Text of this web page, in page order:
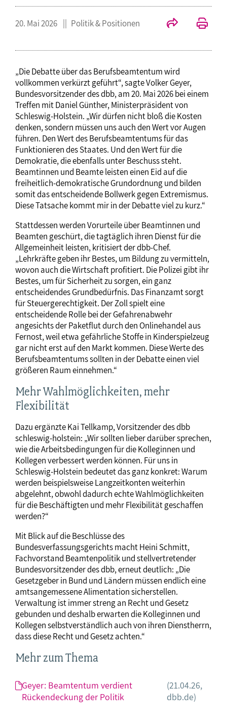
20. Mai 2026 Politik & Positionen
„Die Debatte über das Berufsbeamtentum wird
vollkommen verkürzt geführt“, sagte Volker Geyer,
Bundesvorsitzender des dbb, am 20. Mai 2026 bei einem
Treffen mit Daniel Günther, Ministerpräsident von
Schleswig-Holstein. „Wir dürfen nicht bloß die Kosten
denken, sondern müssen uns auch den Wert vor Augen
führen. Den Wert des Berufsbeamtentums für das
Funktionieren des Staates. Und den Wert für die
Demokratie, die ebenfalls unter Beschuss steht.
Beamtinnen und Beamte leisten einen Eid auf die
freiheitlich-demokratische Grundordnung und bilden
somit das entscheidende Bollwerk gegen Extremismus.
Diese Tatsache kommt mir in der Debatte viel zu kurz.“
Stattdessen werden Vorurteile über Beamtinnen und
Beamten geschürt, die tagtäglich ihren Dienst für die
Allgemeinheit leisten, kritisiert der dbb-Chef.
„Lehrkräfte geben ihr Bestes, um Bildung zu vermitteln,
wovon auch die Wirtschaft profitiert. Die Polizei gibt ihr
Bestes, um für Sicherheit zu sorgen, ein ganz
entscheidendes Grundbedürfnis. Das Finanzamt sorgt
für Steuergerechtigkeit. Der Zoll spielt eine
entscheidende Rolle bei der Gefahrenabwehr
angesichts der Paketflut durch den Onlinehandel aus
Fernost, weil etwa gefährliche Stoffe in Kinderspielzeug
gar nicht erst auf den Markt kommen. Diese Werte des
Berufsbeamtentums sollten in der Debatte einen viel
größeren Raum einnehmen.“
Mehr Wahlmöglichkeiten, mehr
Flexibilität
Dazu ergänzte Kai Tellkamp, Vorsitzender des dbb
schleswig-holstein: „Wir sollten lieber darüber sprechen,
wie die Arbeitsbedingungen für die Kolleginnen und
Kollegen verbessert werden können. Für uns in
Schleswig-Holstein bedeutet das ganz konkret: Warum
werden beispielsweise Langzeitkonten weiterhin
abgelehnt, obwohl dadurch echte Wahlmöglichkeiten
für die Beschäftigten und mehr Flexibilität geschaffen
werden?“
Mit Blick auf die Beschlüsse des
Bundesverfassungsgerichts macht Heini Schmitt,
Fachvorstand Beamtenpolitik und stellvertretender
Bundesvorsitzender des dbb, erneut deutlich: „Die
Gesetzgeber in Bund und Ländern müssen endlich eine
amtsangemessene Alimentation sicherstellen.
Verwaltung ist immer streng an Recht und Gesetz
gebunden und deshalb erwarten die Kolleginnen und
Kollegen selbstverständlich auch von ihren Dienstherrn,
dass diese Recht und Gesetz achten.“
Mehr zum Thema
Geyer: Beamtentum verdient
Rückendeckung der Politik
(21.04.26,
dbb.de)